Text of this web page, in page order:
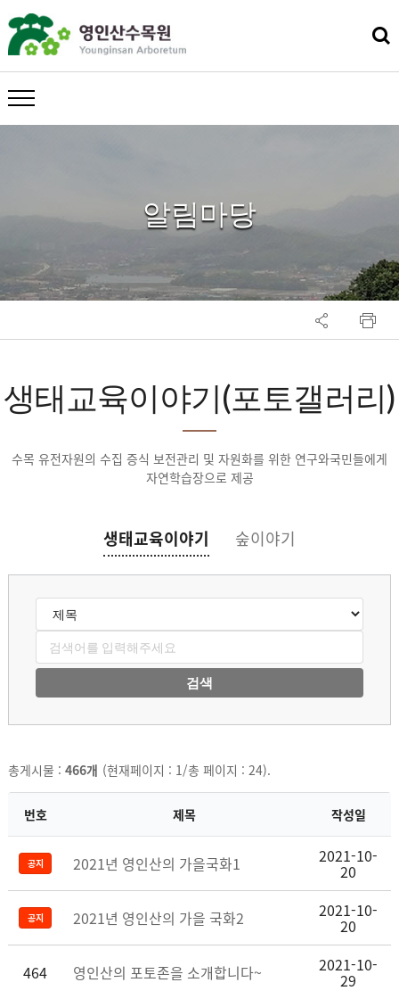
메뉴 열기
알림마당
생태교육이야기(포토갤러리)
수목 유전자원의 수집 증식 보전관리 및 자원화를 위한 연구와국민들에게
자연학습장으로 제공
생태교육이야기 숲이야기
검색
총게시물 : 466개 (현재페이지 : 1/총 페이지 : 24).
번호 제목 작성일
공지 2021년 영인산의 가을국화1 2021-10-
20
공지 2021년 영인산의 가을 국화2 2021-10-
20
464 영인산의 포토존을 소개합니다~ 2021-10-
29